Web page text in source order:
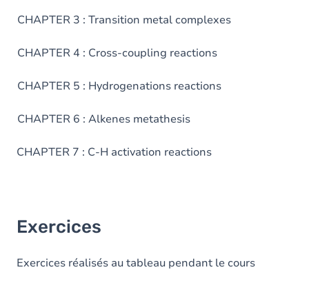
CHAPTER 3 : Transition metal complexes
CHAPTER 4 : Cross-coupling reactions
CHAPTER 5 : Hydrogenations reactions
CHAPTER 6 : Alkenes metathesis
CHAPTER 7 : C-H activation reactions
Exercices
Exercices réalisés au tableau pendant le cours